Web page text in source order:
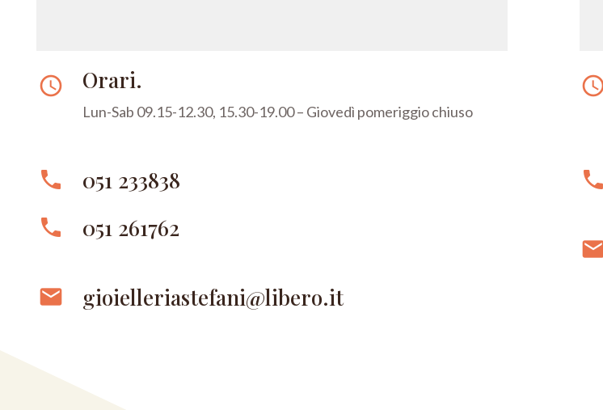
access_time Orari.
Lun-Sab 09.15-12.30, 15.30-19.00 – Giovedì pomeriggio chiuso
phone 051 233838
phone 051 261762
email gioielleriastefani@libero.it
phone